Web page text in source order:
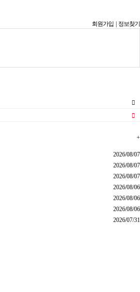
회원가입
정보찾기
+
2026/08/07
2026/08/07
2026/08/07
2026/08/06
2026/08/06
2026/08/06
2026/07/31